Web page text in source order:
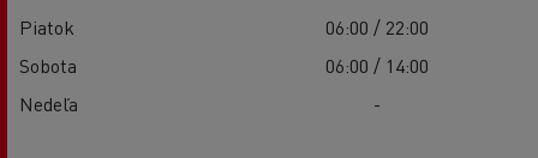
Piatok
06:00 / 22:00
Sobota
06:00 / 14:00
Nedeľa
-